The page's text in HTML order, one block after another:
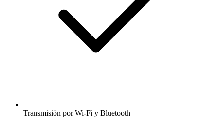
Transmisión por Wi-Fi y Bluetooth